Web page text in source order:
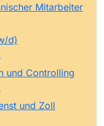
Mitarbeiter
d)
und Controlling
und Zoll